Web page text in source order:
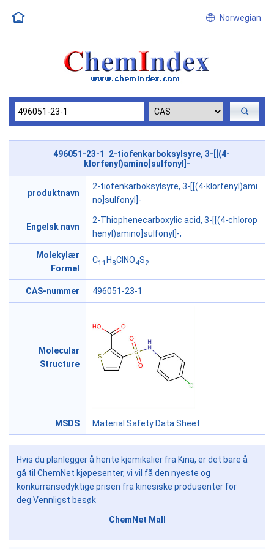
Norwegian
496051-23-1 2-tiofenkarboksylsyre, 3-[[(4-
klorfenyl)amino]sulfonyl]-
produktnavn
2-tiofenkarboksylsyre, 3-[[(4-klorfenyl)ami
no]sulfonyl]-
Engelsk navn
2-Thiophenecarboxylic acid, 3-[[(4-chlorop
henyl)amino]sulfonyl]-;
Molekylær
Formel
C11 H 8ClNO4S2
CAS-nummer 496051-23-1
Molecular
Structure
MSDS Material Safety Data Sheet
Hvis du planlegger å hente kjemikalier fra Kina, er det bare å
gå til ChemNet kjøpesenter, vi vil få den nyeste og
konkurransedyktige prisen fra kinesiske produsenter for
deg.Vennligst besøk
ChemNet Mall